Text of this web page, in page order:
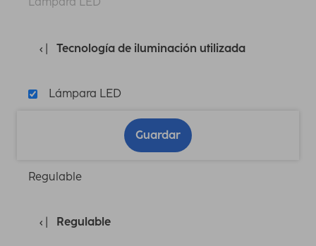
Tecnología de iluminación utilizada
Lámpara LED
Guardar
Regulable
Regulable